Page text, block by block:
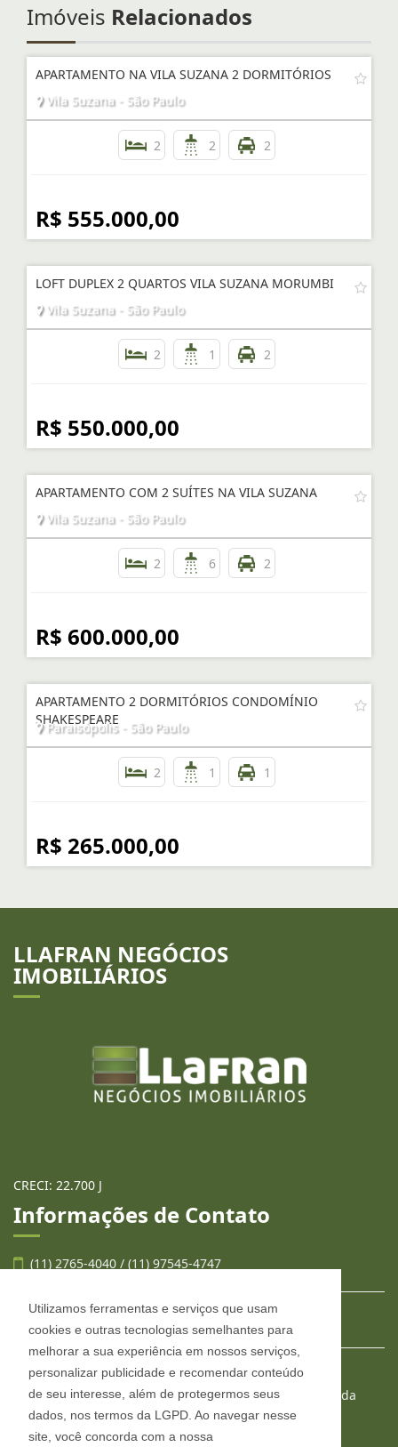
Utilizamos ferramentas e serviços que usam
cookies e outras tecnologias semelhantes para
melhorar a sua experiência em nossos serviços,
personalizar publicidade e recomendar conteúdo
de seu interesse, além de protegermos seus
dados, nos termos da LGPD. Ao navegar nesse
site, você concorda com a nossa
Imóveis Relacionados
APARTAMENTO NA VILA SUZANA 2 DORMITÓRIOS
Vila Suzana - São Paulo
2 2 2
R$ 555.000,00
LOFT DUPLEX 2 QUARTOS VILA SUZANA MORUMBI
Vila Suzana - São Paulo
2 1 2
R$ 550.000,00
APARTAMENTO COM 2 SUÍTES NA VILA SUZANA
Vila Suzana - São Paulo
2 6 2
R$ 600.000,00
APARTAMENTO 2 DORMITÓRIOS CONDOMÍNIO
SHAKESPEARE
Paraisópolis - São Paulo
2 1 1
R$ 265.000,00
LLAFRAN NEGÓCIOS
IMOBILIÁRIOS
CRECI: 22.700 J
Informações de Contato
(11) 2765-4040 / (11) 97545-4747
LLAFRAN NEGÓCIOS IMOBILIÁRIOS
Estr. São Francisco, 2008, conjunto 303, Jardim Wanda
Taboão da Serra - São Paulo
CEP: 06765-904